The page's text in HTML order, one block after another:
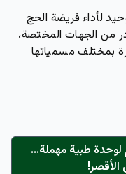
لأداء فريضة الحج
من الجهات المختصة،
بمختلف مسمياتها
لوحدة طبية مهملة...